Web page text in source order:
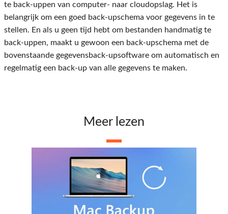
te back-uppen van computer- naar cloudopslag. Het is
belangrijk om een ​​goed back-upschema voor gegevens in te
stellen. En als u geen tijd hebt om bestanden handmatig te
back-uppen, maakt u gewoon een back-upschema met de
bovenstaande gegevensback-upsoftware om automatisch en
regelmatig een back-up van alle gegevens te maken.
Meer lezen